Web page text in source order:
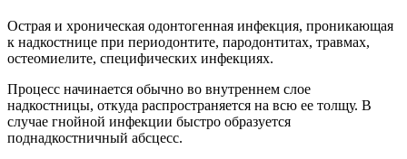
Острая и хроническая одонтогенная инфекция, проникающая
к надкостнице при периодонтите, пародонтитах, травмах,
остеомиелите, специфических инфекциях.
Процесс начинается обычно во внутреннем слое
надкостницы, откуда распространяется на всю ее толщу. В
случае гнойной инфекции быстро образуется
поднадкостничный абсцесс.